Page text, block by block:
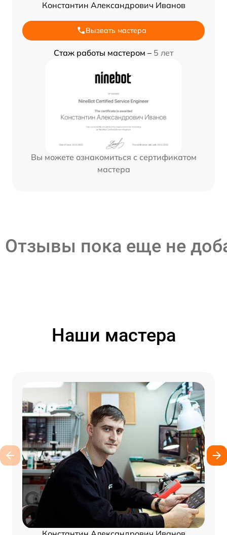
Константин Александрович Иванов
Вызвать мастера
Стаж работы мастером – 5 лет
Вы можете ознакомиться с сертификатом
мастера
Отзывы пока еще не
Наши мастера